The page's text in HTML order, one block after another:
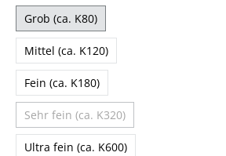
Grob (ca. K80)
Mittel (ca. K120)
Fein (ca. K180)
Sehr fein (ca. K320)(Diese Option ist zurzeit nicht
Ultra fein (ca. K600)